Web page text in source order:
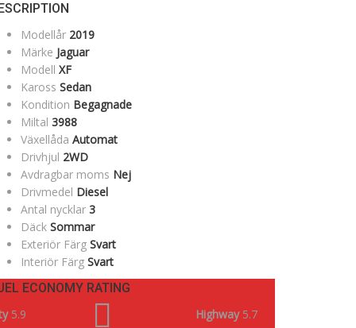
Modellår 2019
Märke Jaguar
Modell XF
Kaross Sedan
Kondition Begagnade
Miltal 3988
Växellåda Automat
Drivhjul 2WD
Avdragbar moms Nej
Drivmedel Diesel
Antal nycklar 3
Däck Sommar
Exteriör Färg Svart
Interiör Färg Svart
ECONOMY RATING
5.9 Highway 5.7